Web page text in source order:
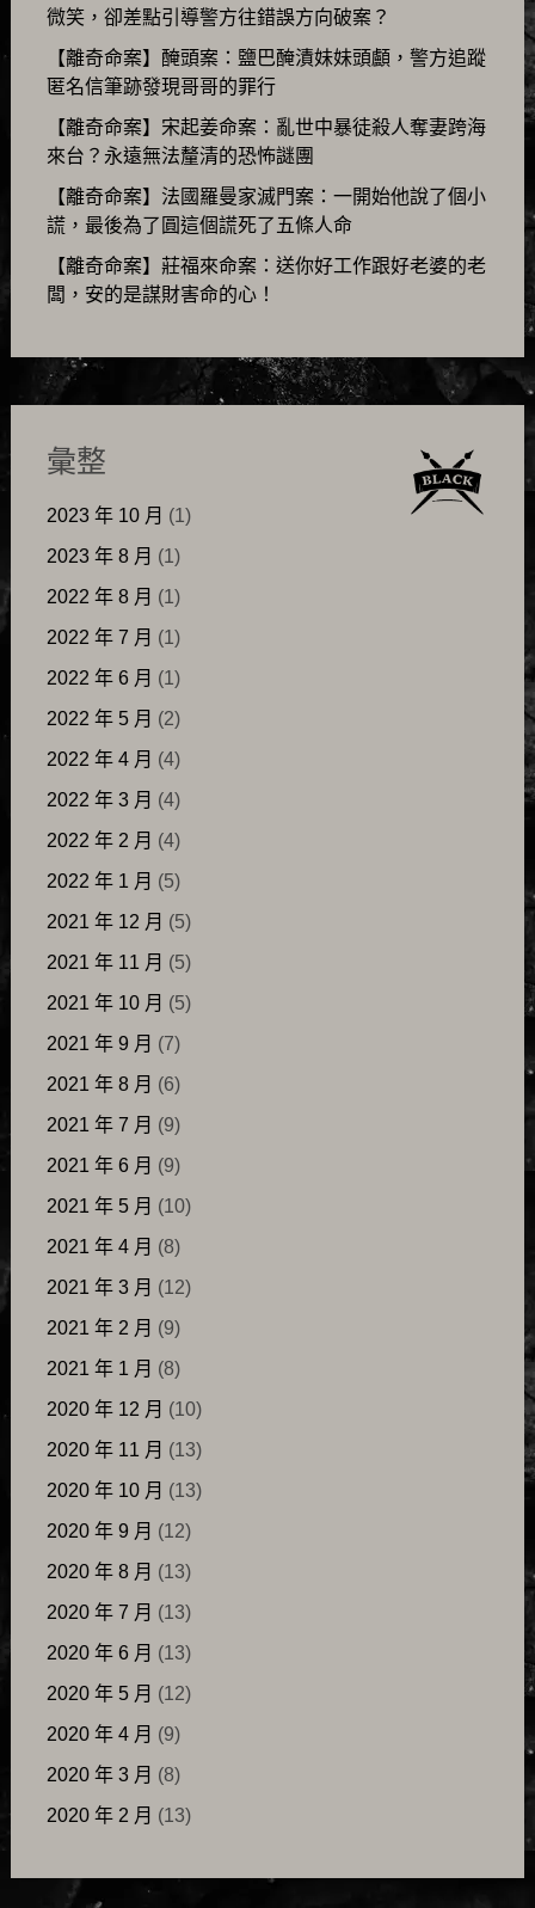
微笑，卻差點引導警方往錯誤方向破案？
【離奇命案】醃頭案：鹽巴醃漬妹妹頭顱，警方追蹤
匿名信筆跡發現哥哥的罪行
【離奇命案】宋起姜命案：亂世中暴徒殺人奪妻跨海
來台？永遠無法釐清的恐怖謎團
【離奇命案】法國羅曼家滅門案：一開始他說了個小
謊，最後為了圓這個謊死了五條人命
【離奇命案】莊福來命案：送你好工作跟好老婆的老
闆，安的是謀財害命的心！
彙整
2023 年 10 月 (1)
2023 年 8 月 (1)
2022 年 8 月 (1)
2022 年 7 月 (1)
2022 年 6 月 (1)
2022 年 5 月 (2)
2022 年 4 月 (4)
2022 年 3 月 (4)
2022 年 2 月 (4)
2022 年 1 月 (5)
2021 年 12 月 (5)
2021 年 11 月 (5)
2021 年 10 月 (5)
2021 年 9 月 (7)
2021 年 8 月 (6)
2021 年 7 月 (9)
2021 年 6 月 (9)
2021 年 5 月 (10)
2021 年 4 月 (8)
2021 年 3 月 (12)
2021 年 2 月 (9)
2021 年 1 月 (8)
2020 年 12 月 (10)
2020 年 11 月 (13)
2020 年 10 月 (13)
2020 年 9 月 (12)
2020 年 8 月 (13)
2020 年 7 月 (13)
2020 年 6 月 (13)
2020 年 5 月 (12)
2020 年 4 月 (9)
2020 年 3 月 (8)
2020 年 2 月 (13)